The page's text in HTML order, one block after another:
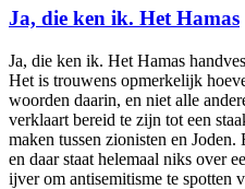
Ja, die ken ik. Het Hamas
Ja, die ken ik. Het Hamas
Het is trouwens opmerkelijk
woorden daarin, en niet alle
verklaart bereid te zijn tot een
maken tussen zionisten en
en daar staat helemaal niks over
ijver om antisemitisme te spotten